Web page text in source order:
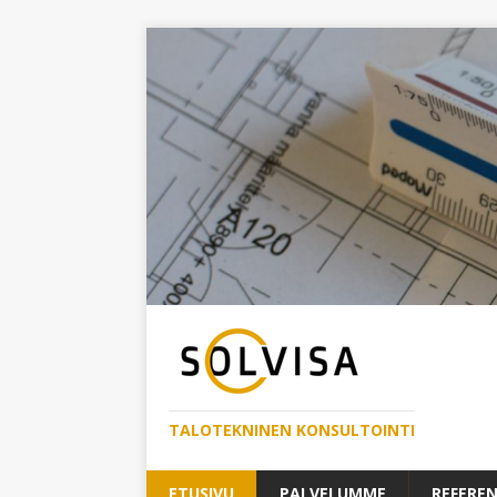
TALOTEKNINEN KONSULTOINTI